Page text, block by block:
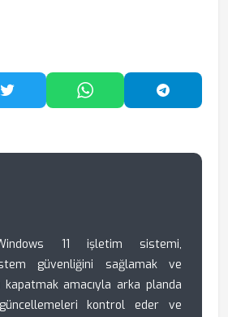
Paylaş
Twitter'da PaylaşWhatsApp'ta Paylaş
11 işletim sistemi,
güvenliğini sağlamak ve
kapatmak amacıyla arka planda
kontrol eder ve